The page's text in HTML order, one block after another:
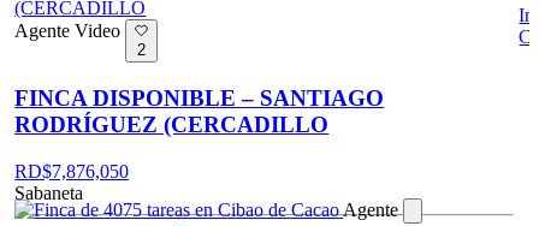
Agente Video
2
FINCA DISPONIBLE – SANTIAGO
RODRÍGUEZ (CERCADILLO
RD$7,876,050
Sabaneta
Agente